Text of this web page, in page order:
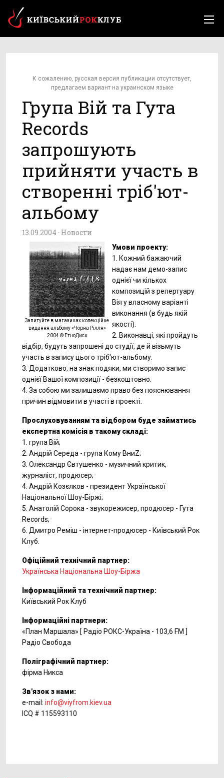
К сожалению, русская версия публикации отсутствует,
предлагаем вариант на украинском языке
Група Вій та Гута
Records
запрошують
прийняти участь в
створенні тріб'ют-
альбому
13.09.2004 · Новости
Запитуйте в магазинах колекційне
видання альбому«Чорна Рілля»
2004 © ЕтноДиск
Умови проекту:
1. Кожний бажаючий
надає нам демо-запис
однієї чи кількох
композицій з репертуару
Вія у власному варіанті
виконання (в будь якій
якості).
2. Виконавці, які пройдуть
відбір, будуть запрошені до студії, де й візьмуть
участь в запису цього тріб'ют-альбому.
3. Додатково, на знак подяки, ми створимо запис
однієї Вашої композиції - безкоштовно.
4. За собою ми залишаємо право без пояснювання
причин відмовити в участі в проекті.
Прослуховуванням та відбором буде займатись
експертна комісія в такому складі:
1. група Вій;
2. Андрій Середа - група Кому ВниZ;
3. Олександр Євтушенко - музичний критик,
журналіст, продюсер;
4. Андрій Козєлков - президент Української
Національної Шоу-Біржі;
5. Анатолій Сорока - звукорежисер, продюсер - Гута
Records;
6. Дмитро Реміш - інтернет-продюсер - Київський Рок
Клуб.
Офіційний технічний партнер:
Українська Національна Шоу-Біржа
Інформаційний та технічний партнер:
Київський Рок Клуб
Інформаційні партнери:
«План Маршала» [ Радіо РОКС-Україна - 103,6 FM ]
Радіо Свобода
Поліграфічний партнер:
фірма Никса
Зв'язок з нами:
e-mail: info@viyfrom.kiev.ua
ICQ # 115593110